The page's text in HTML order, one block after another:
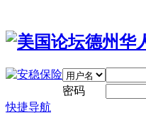
密码
快捷导航